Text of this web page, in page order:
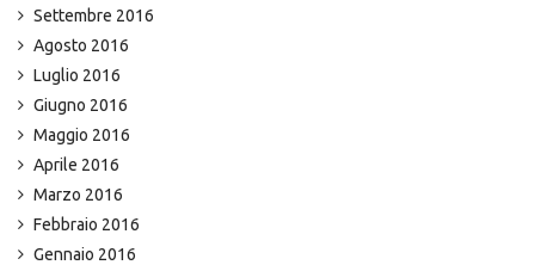
Settembre 2016
Agosto 2016
Luglio 2016
Giugno 2016
Maggio 2016
Aprile 2016
Marzo 2016
Febbraio 2016
Gennaio 2016